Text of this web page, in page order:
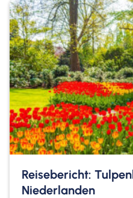
Reisebericht:
Niederlanden